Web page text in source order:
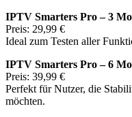
IPTV Smarters Pro – 3
Preis: 29,99 €
Ideal zum Testen aller
IPTV Smarters Pro – 6
Preis: 39,99 €
Perfekt für Nutzer, die
möchten.